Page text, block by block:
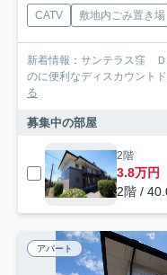
CATV 敷地内ごみ置き場
新着情報：サンテラス窪 Ｄ
のに便利なディスカウント
る
募集中の部屋
2階
3.8万円
2階 /
アパート